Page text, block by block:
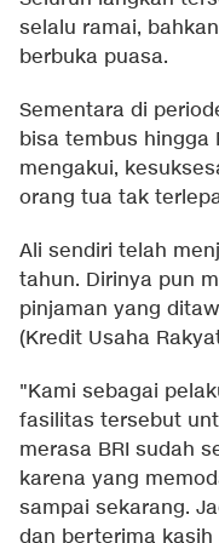
selalu ramai,
berbuka puasa.
Sementara di
bisa tembus hingga
mengakui,
orang tua tak
Ali sendiri telah
tahun. Dirinya pun
pinjaman yang
(Kredit Usaha
"Kami sebagai
fasilitas tersebut
merasa BRI sudah
karena yang
sampai sekarang.
dan berterima kasih